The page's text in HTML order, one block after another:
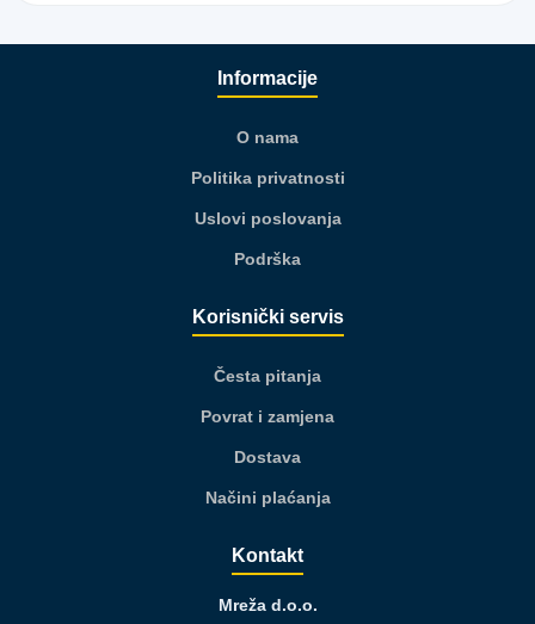
Informacije
O nama
Politika privatnosti
Uslovi poslovanja
Podrška
Korisnički servis
Česta pitanja
Povrat i zamjena
Dostava
Načini plaćanja
Kontakt
Mreža d.o.o.